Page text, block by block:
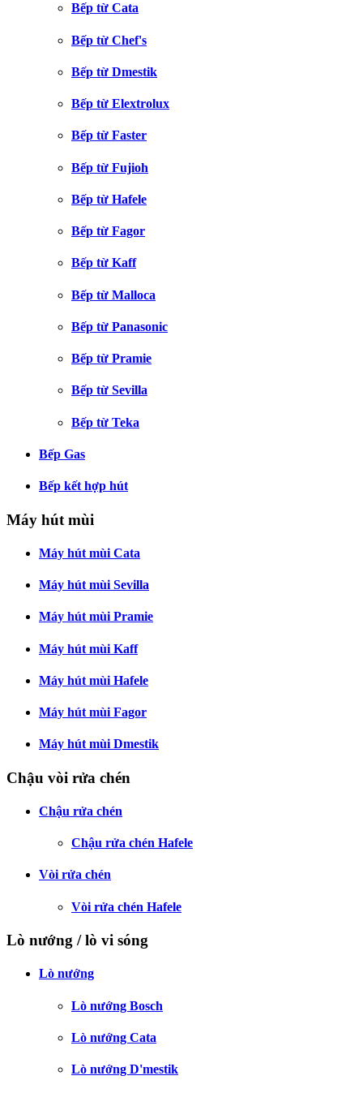
Bếp từ Cata
Bếp từ Chef's
Bếp từ Dmestik
Bếp từ Elextrolux
Bếp từ Faster
Bếp từ Fujioh
Bếp từ Hafele
Bếp từ Fagor
Bếp từ Kaff
Bếp từ Malloca
Bếp từ Panasonic
Bếp từ Pramie
Bếp từ Sevilla
Bếp từ Teka
Bếp Gas
Bếp kết hợp hút
Máy hút mùi
Máy hút mùi Cata
Máy hút mùi Sevilla
Máy hút mùi Pramie
Máy hút mùi Kaff
Máy hút mùi Hafele
Máy hút mùi Fagor
Máy hút mùi Dmestik
Chậu vòi rửa chén
Chậu rửa chén
Chậu rửa chén Hafele
Vòi rửa chén
Vòi rửa chén Hafele
Lò nướng / lò vi sóng
Lò nướng
Lò nướng Bosch
Lò nướng Cata
Lò nướng D'mestik